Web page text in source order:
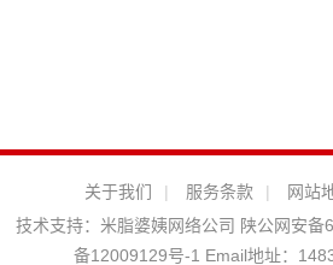
关于我们 | 服务条款 | 网站
技术支持： 米脂婆姨网络公司 陕公网安备
备12009129号-1 Email地址：